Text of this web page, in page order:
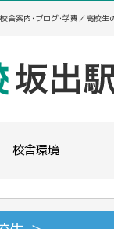
舎案内･ブログ･学費／高校生
校舎環境